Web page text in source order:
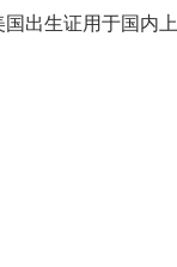
国内办理更改婚姻
国出生证用于国内